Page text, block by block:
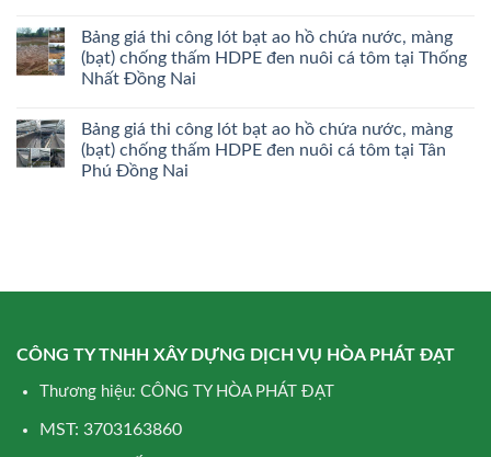
Bảng giá thi công lót bạt ao hồ chứa nước, màng
(bạt) chống thấm HDPE đen nuôi cá tôm tại Thống
Nhất Đồng Nai
Bảng giá thi công lót bạt ao hồ chứa nước, màng
(bạt) chống thấm HDPE đen nuôi cá tôm tại Tân
Phú Đồng Nai
CÔNG TY TNHH XÂY DỰNG DỊCH VỤ HÒA PHÁT ĐẠT
Thương hiệu: CÔNG TY HÒA PHÁT ĐẠT
MST: 3703163860